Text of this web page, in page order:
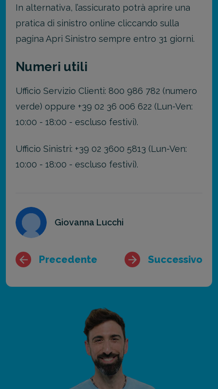
In alternativa, l’assicurato potrà aprire una
pratica di sinistro online cliccando sulla
pagina Apri Sinistro sempre entro 31 giorni.
Numeri utili
Ufficio Servizio Clienti: 800 986 782 (numero
verde) oppure +39 02 36 006 622 (Lun-Ven:
10:00 - 18:00 - escluso festivi).
Ufficio Sinistri: +39 02 3600 5813 (Lun-Ven:
10:00 - 18:00 - escluso festivi).
Giovanna Lucchi
Precedente Successivo